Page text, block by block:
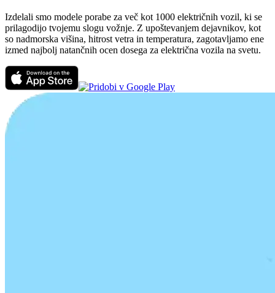
Izdelali smo modele porabe za več kot 1000 električnih vozil, ki se
prilagodijo tvojemu slogu vožnje. Z upoštevanjem dejavnikov, kot
so nadmorska višina, hitrost vetra in temperatura, zagotavljamo ene
izmed najbolj natančnih ocen dosega za električna vozila na svetu.